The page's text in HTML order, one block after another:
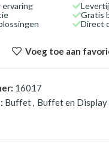
ervaring
Gratis
Direct
Voeg toe aan
16017
Buffet, Buffet en Display